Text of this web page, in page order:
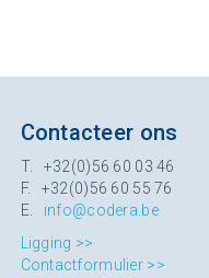
Contacteer ons
T. +32(0)56 60 03 46
F. +32(0)56 60 55 76
E. info@codera.be
Ligging >>
Contactformulier >>